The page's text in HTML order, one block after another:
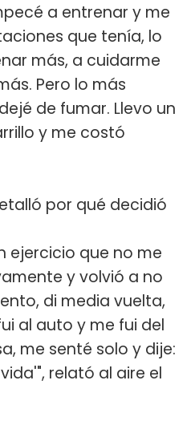
a entrenar y me
que tenía, lo
más, a cuidarme
Pero lo más
de fumar. Llevo un
y me costó
por qué decidió
ejercicio que no me
y volvió a no
di media vuelta,
al auto y me fui del
me senté solo y dije:
relató al aire el